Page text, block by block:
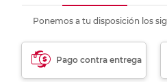
Ponemos a tu disposición los
Pago contra entrega